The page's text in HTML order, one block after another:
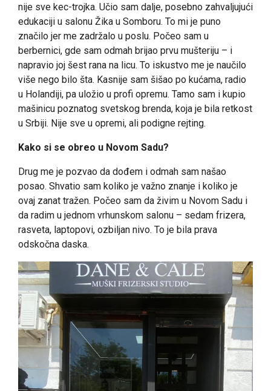
nije sve kec-trojka. Učio sam dalje, posebno zahvaljujući
edukaciji u salonu Žika u Somboru. To mi je puno
značilo jer me zadržalo u poslu. Počeo sam u
berbernici, gde sam odmah brijao prvu mušteriju – i
napravio joj šest rana na licu. To iskustvo me je naučilo
više nego bilo šta. Kasnije sam šišao po kućama, radio
u Holandiji, pa uložio u profi opremu. Tamo sam i kupio
mašinicu poznatog svetskog brenda, koja je bila retkost
u Srbiji. Nije sve u opremi, ali podigne rejting.
Kako si se obreo u Novom Sadu?
Drug me je pozvao da dođem i odmah sam našao
posao. Shvatio sam koliko je važno znanje i koliko je
ovaj zanat tražen. Počeo sam da živim u Novom Sadu i
da radim u jednom vrhunskom salonu – sedam frizera,
rasveta, laptopovi, ozbiljan nivo. To je bila prava
odskočna daska.